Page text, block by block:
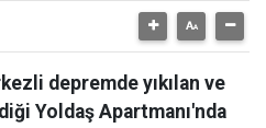
depremde yıkılan ve
Yoldaş Apartmanı'nda